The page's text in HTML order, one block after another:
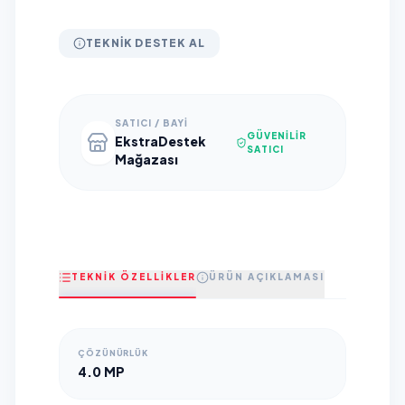
TEKNIK DESTEK AL
SATICI / BAYI
EkstraDestek
Mağazası
GÜVENILIR
SATICI
TEKNİK ÖZELLİKLER ÜRÜN AÇIKLAMASI
ÇÖZÜNÜRLÜK
4.0 MP